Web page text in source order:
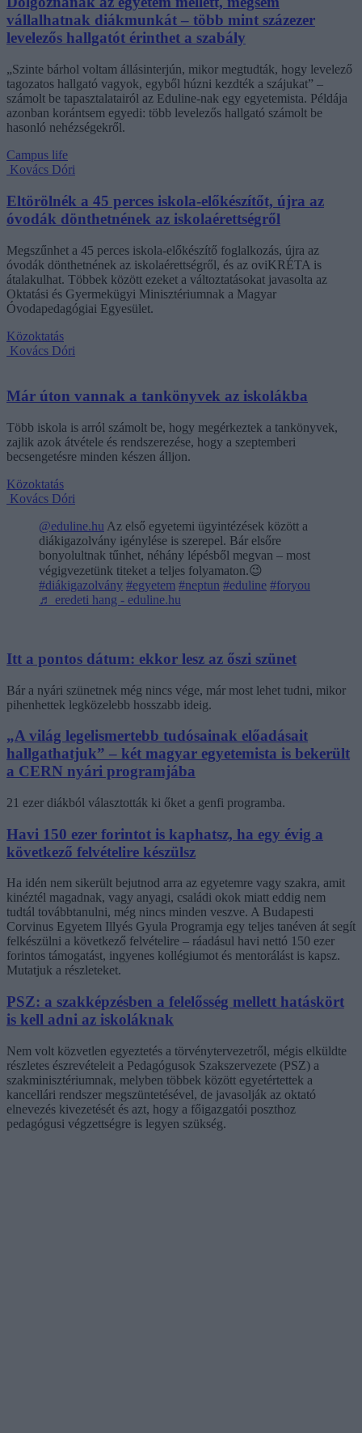
vállalhatnak diákmunkát – több mint százezer
levelezős hallgatót érinthet a szabály
„Szinte bárhol voltam állásinterjún, mikor megtudták, hogy levelező
tagozatos hallgató vagyok, egyből húzni kezdték a szájukat” –
számolt be tapasztalatairól az Eduline-nak egy egyetemista. Példája
azonban korántsem egyedi: több levelezős hallgató számolt be
hasonló nehézségekről.
Campus life
Kovács Dóri
Eltörölnék a 45 perces iskola-előkészítőt, újra az
óvodák dönthetnének az iskolaérettségről
Megszűnhet a 45 perces iskola-előkészítő foglalkozás, újra az
óvodák dönthetnének az iskolaérettségről, és az oviKRÉTA is
átalakulhat. Többek között ezeket a változtatásokat javasolta az
Oktatási és Gyermekügyi Minisztériumnak a Magyar
Óvodapedagógiai Egyesület.
Közoktatás
Kovács Dóri
Már úton vannak a tankönyvek az iskolákba
Több iskola is arról számolt be, hogy megérkeztek a tankönyvek,
zajlik azok átvétele és rendszerezése, hogy a szeptemberi
becsengetésre minden készen álljon.
Közoktatás
Kovács Dóri
@eduline.hu Az első egyetemi ügyintézések között a
diákigazolvány igénylése is szerepel. Bár elsőre
bonyolultnak tűnhet, néhány lépésből megvan – most
végigvezetünk titeket a teljes folyamaton.😉
#diákigazolvány #egyetem #neptun #eduline #foryou
♬ eredeti hang - eduline.hu
Itt a pontos dátum: ekkor lesz az őszi szünet
Bár a nyári szünetnek még nincs vége, már most lehet tudni, mikor
pihenhettek legközelebb hosszabb ideig.
„A világ legelismertebb tudósainak előadásait
hallgathatjuk” – két magyar egyetemista is bekerült
a CERN nyári programjába
21 ezer diákból választották ki őket a genfi programba.
Havi 150 ezer forintot is kaphatsz, ha egy évig a
következő felvételire készülsz
Ha idén nem sikerült bejutnod arra az egyetemre vagy szakra, amit
kinéztél magadnak, vagy anyagi, családi okok miatt eddig nem
tudtál továbbtanulni, még nincs minden veszve. A Budapesti
Corvinus Egyetem Illyés Gyula Programja egy teljes tanéven át segít
felkészülni a következő felvételire – ráadásul havi nettó 150 ezer
forintos támogatást, ingyenes kollégiumot és mentorálást is kapsz.
Mutatjuk a részleteket.
PSZ: a szakképzésben a felelősség mellett hatáskört
is kell adni az iskoláknak
Nem volt közvetlen egyeztetés a törvénytervezetről, mégis elküldte
részletes észrevételeit a Pedagógusok Szakszervezete (PSZ) a
szakminisztériumnak, melyben többek között egyetértettek a
kancellári rendszer megszüntetésével, de javasolják az oktató
elnevezés kivezetését és azt, hogy a főigazgatói poszthoz
pedagógusi végzettségre is legyen szükség.